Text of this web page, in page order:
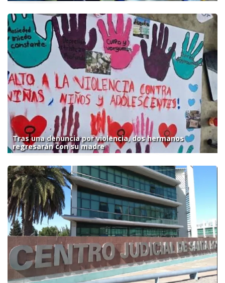
Tras una denuncia por violencia, dos hermanos
regresarán con su madre